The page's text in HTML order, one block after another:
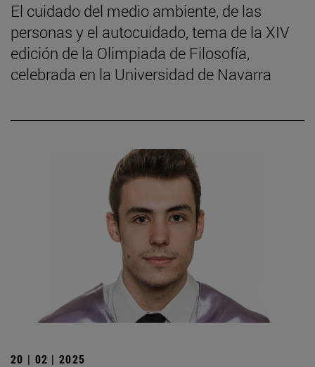
El cuidado del medio ambiente, de las
personas y el autocuidado, tema de la XIV
edición de la Olimpiada de Filosofía,
celebrada en la Universidad de Navarra
20 | 02 | 2025